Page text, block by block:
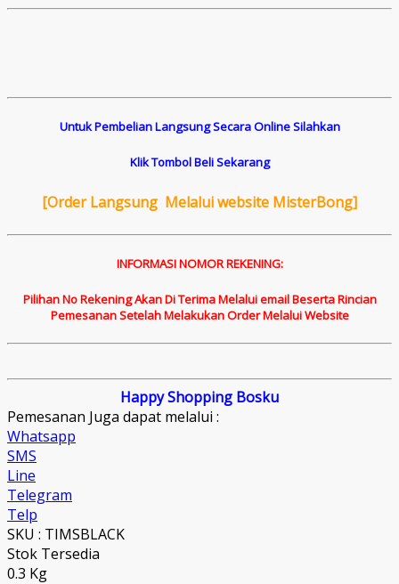
Untuk Pembelian Langsung Secara Online Silahkan
Klik Tombol Beli Sekarang
[Order Langsung Melalui website MisterBong]
INFORMASI NOMOR REKENING:
Pilihan No Rekening Akan Di Terima Melalui email Beserta Rincian
Pemesanan Setelah Melakukan Order Melalui Website
Happy Shopping Bosku
Pemesanan Juga dapat melalui :
Whatsapp
SMS
Line
Telegram
Telp
SKU : TIMSBLACK
Stok Tersedia
0.3 Kg